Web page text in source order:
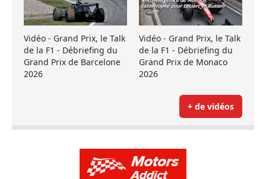
Vidéo - Grand Prix, le Talk
de la F1 - Débriefing du
Grand Prix de Barcelone
2026
Vidéo - Grand Prix, le Talk
de la F1 - Débriefing du
Grand Prix de Monaco
2026
+ de vidéos